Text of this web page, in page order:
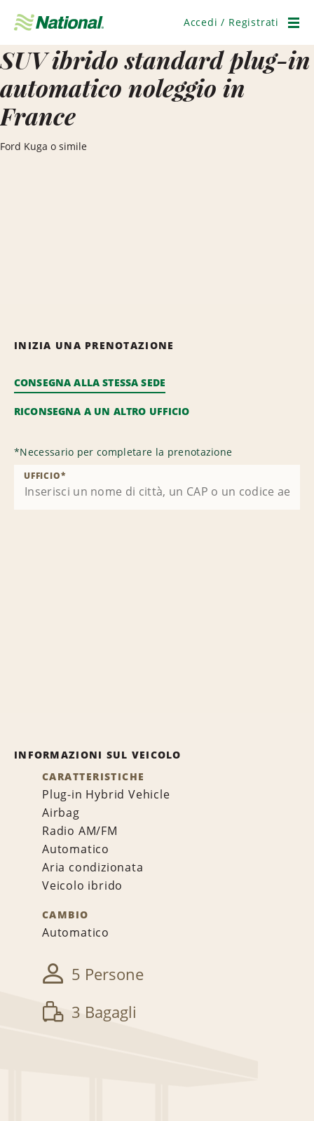
navigazione
Accedi / Registrati
SUV ibrido standard plug-in
automatico noleggio in
France
Ford Kuga o simile
INIZIA UNA PRENOTAZIONE
CONSEGNA ALLA STESSA SEDE
RICONSEGNA A UN ALTRO UFFICIO
*Necessario per completare la prenotazione
UFFICIO*
INFORMAZIONI SUL VEICOLO
CARATTERISTICHE
Plug-in Hybrid Vehicle
Airbag
Radio AM/FM
Automatico
Aria condizionata
Veicolo ibrido
CAMBIO
Automatico
5 Persone
3 Bagagli